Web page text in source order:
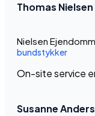
Thomas Nielsen
Nielsen
bundstykker
On-site service
Susanne